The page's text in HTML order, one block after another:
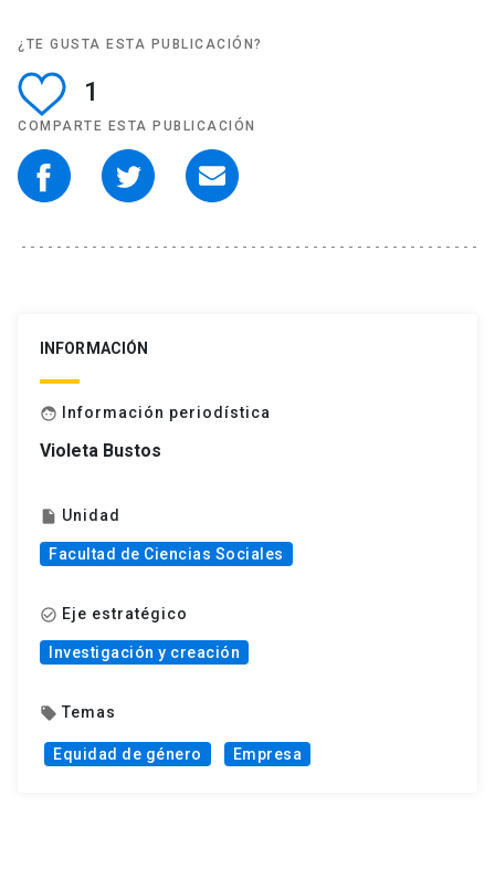
¿TE GUSTA ESTA PUBLICACIÓN?
1
COMPARTE ESTA PUBLICACIÓN
INFORMACIÓN
face Información periodística
Violeta Bustos
insert_drive_file Unidad
Facultad de Ciencias Sociales
check_circle_outline Eje estratégico
Investigación y creación
local_offer Temas
Equidad de género Empresa